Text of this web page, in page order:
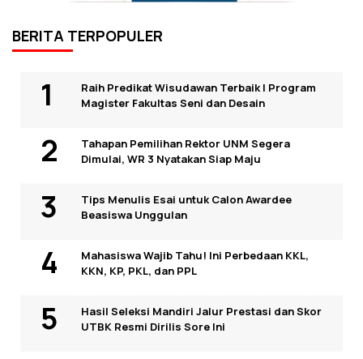
BERITA TERPOPULER
Raih Predikat Wisudawan Terbaik I Program
Magister Fakultas Seni dan Desain
Tahapan Pemilihan Rektor UNM Segera
Dimulai, WR 3 Nyatakan Siap Maju
Tips Menulis Esai untuk Calon Awardee
Beasiswa Unggulan
Mahasiswa Wajib Tahu! Ini Perbedaan KKL,
KKN, KP, PKL, dan PPL
Hasil Seleksi Mandiri Jalur Prestasi dan Skor
UTBK Resmi Dirilis Sore Ini